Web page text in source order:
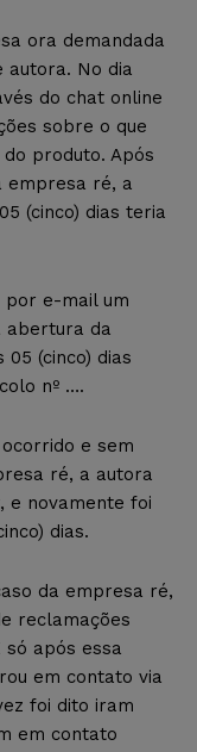
ora demandada
No dia
do chat online
sobre o que
produto. Após
ré, a
(cinco) dias teria
por e-mail um
abertura da
(cinco) dias
nº ….
e sem
ré, a autora
e novamente foi
dias.
da empresa ré,
reclamações
só após essa
em contato via
foi dito iram
em contato